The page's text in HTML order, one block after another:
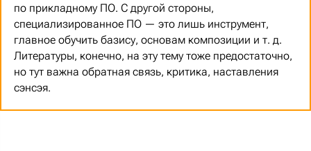
по прикладному ПО. С другой стороны,
специализированное ПО — это лишь инструмент,
главное обучить базису, основам композиции и т. д.
Литературы, конечно, на эту тему тоже предостаточно,
но тут важна обратная связь, критика, наставления
сэнсэя.